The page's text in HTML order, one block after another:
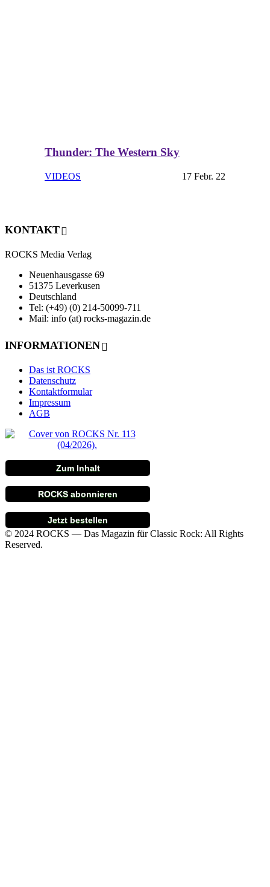
Thunder: The Western Sky
VIDEOS 17 Febr. 22
KONTAKT
ROCKS Media Verlag
Neuenhausgasse 69
51375 Leverkusen
Deutschland
Tel: (+49) (0) 214-50099-711
Mail: info (at) rocks-magazin.de
INFORMATIONEN
Das ist ROCKS
Datenschutz
Kontaktformular
Impressum
AGB
Zum Inhalt
ROCKS abonnieren
Jetzt bestellen
© 2024 ROCKS — Das Magazin für Classic Rock: All Rights
Reserved.